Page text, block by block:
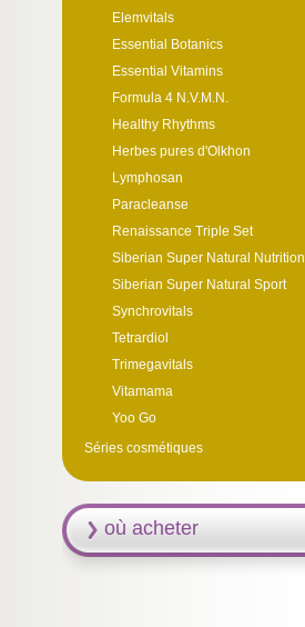
Elemvitals
Essential Botanics
Essential Vitamins
Formula 4 N.V.M.N.
Healthy Rhythms
Herbes pures d'Olkhon
Lymphosan
Paracleanse
Renaissance Triple Set
Siberian Super Natural Nutrition
Siberian Super Natural Sport
Synchrovitals
Tetrardiol
Trimegavitals
Vitamama
Yoo Go
Séries cosmétiques
où acheter